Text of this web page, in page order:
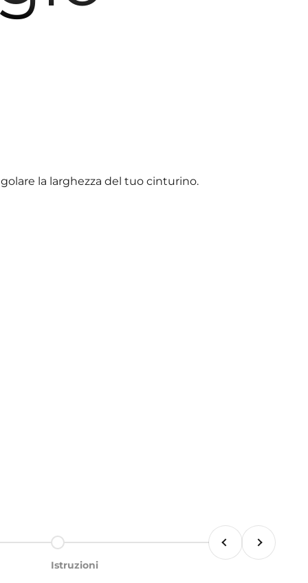
la larghezza del tuo cinturino.
Aller à l'élément 5
Istruzioni
PrécédentSuivant